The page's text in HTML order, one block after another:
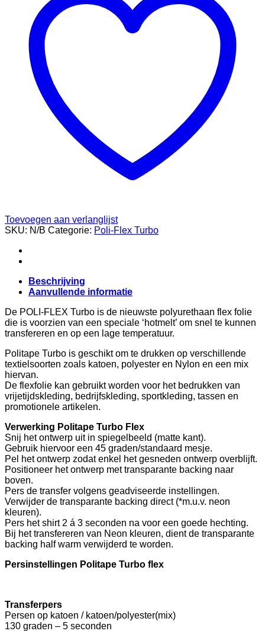
Toevoegen aan verlanglijst
SKU: N/B Categorie: Poli-Flex Turbo
Beschrijving
Aanvullende informatie
De POLI-FLEX Turbo is de nieuwste polyurethaan flex folie
die is voorzien van een speciale ‘hotmelt’ om snel te kunnen
transfereren en op een lage temperatuur.
Politape Turbo is geschikt om te drukken op verschillende
textielsoorten zoals katoen, polyester en Nylon en een mix
hiervan.
De flexfolie kan gebruikt worden voor het bedrukken van
vrijetijdskleding, bedrijfskleding, sportkleding, tassen en
promotionele artikelen.
Verwerking Politape Turbo Flex
Snij het ontwerp uit in spiegelbeeld (matte kant).
Gebruik hiervoor een 45 graden/standaard mesje.
Pel het ontwerp zodat enkel het gesneden ontwerp overblijft.
Positioneer het ontwerp met transparante backing naar
boven.
Pers de transfer volgens geadviseerde instellingen.
Verwijder de transparante backing direct (*m.u.v. neon
kleuren).
Pers het shirt 2 á 3 seconden na voor een goede hechting.
Bij het transfereren van Neon kleuren, dient de transparante
backing half warm verwijderd te worden.
Persinstellingen Politape Turbo flex
Transferpers
Persen op katoen / katoen/polyester(mix)
130 graden – 5 seconden